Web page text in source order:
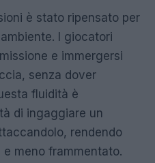
è stato ripensato per
I giocatori
e immergersi
senza dover
fluidità è
di ingaggiare un
rendendo
meno frammentato.